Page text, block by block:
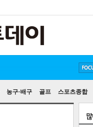
농구·배구 골프 스포츠종합
방탄소년단
손흥민
유아인